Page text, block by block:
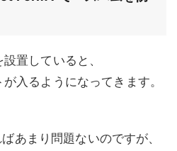
置していると、
入るようになってきます。
あまり問題ないのですが、